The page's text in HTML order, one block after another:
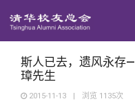
西南
义工
新媒
青春
校友
斯人已去，遗风永存
璋先生
2015-11-13 | 浏览 1135次